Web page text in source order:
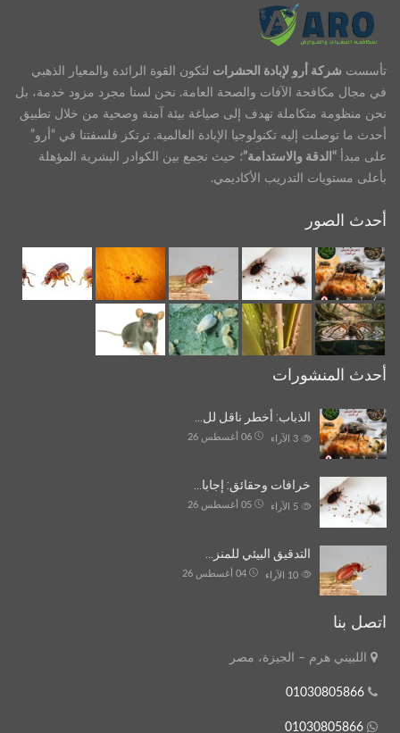
تأسست شركة أرو لإبادة الحشرات لتكون القوة الرائدة والمعيار الذهبي
في مجال مكافحة الآفات والصحة العامة. نحن لسنا مجرد مزود خدمة، بل
نحن منظومة متكاملة تهدف إلى صياغة بيئة آمنة وصحية من خلال تطبيق
أحدث ما توصلت إليه تكنولوجيا الإبادة العالمية. ترتكز فلسفتنا في “أرو”
على مبدأ “الدقة والاستدامة”؛ حيث نجمع بين الكوادر البشرية المؤهلة
بأعلى مستويات التدريب الأكاديمي.
أحدث الصور
أحدث المنشورات
الذباب: أخطر ناقل لل…
06 أغسطس 26 الآراء
خرافات وحقائق: إجابا…
05 أغسطس 26 الآراء
التدقيق البيئي للمنز…
04 أغسطس 26 الآراء
اتصل بنا
اللبيني هرم – الجيزة، مصر
01030805866
01030805866